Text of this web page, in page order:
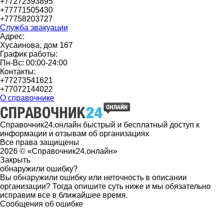
+77771505430
+77758203727
Служба эвакуации
Адрес:
Хусаинова, дом 167
График работы:
Пн-Вс: 00:00-24:00
Контакты:
+77273541621
+77072144022
О справочнике
Справочник24.онлайн быстрый и бесплатный доступ к
информации и отзывам об организациях
Все права защищены
2026 © «Справочник24.онлайн»
Закрыть
обнаружили ошибку?
Вы обнаружили ошибку или неточность в описании
организации? Тогда опишите суть ниже и мы обязательно
исправим все в ближайшее время.
Сообщения об ошибке